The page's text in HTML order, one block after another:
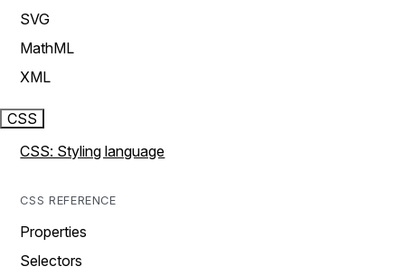
SVG
MathML
XML
CSS
CSS: Styling language
CSS REFERENCE
Properties
Selectors